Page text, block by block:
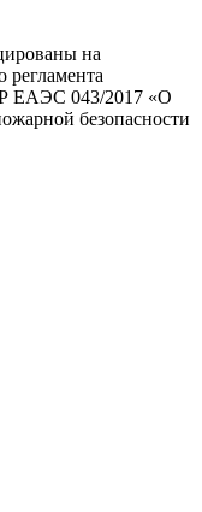
на
регламента
ЕАЭС 043/2017 «О
безопасности